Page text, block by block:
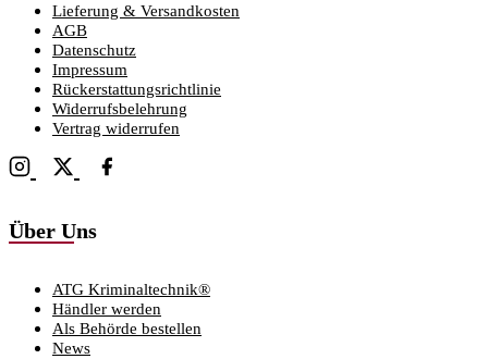
Lieferung & Versandkosten
AGB
Datenschutz
Impressum
Rückerstattungsrichtlinie
Widerrufsbelehrung
Vertrag widerrufen
Über Uns
ATG Kriminaltechnik®
Händler werden
Als Behörde bestellen
News